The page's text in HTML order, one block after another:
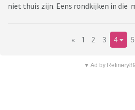
niet thuis zijn. Eens rondkijken in die
« 1 2 3 4 5
▼ Ad by Refinery89